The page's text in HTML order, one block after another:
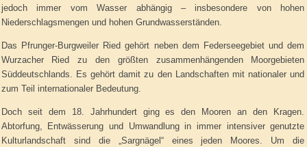
jedoch immer vom Wasser abhängig – insbesondere von hohen
Niederschlagsmengen und hohen Grundwasserständen.
Das Pfrunger-Burgweiler Ried gehört neben dem Federseegebiet und dem
Wurzacher Ried zu den größten zusammenhängenden Moorgebieten
Süddeutschlands. Es gehört damit zu den Landschaften mit nationaler und
zum Teil internationaler Bedeutung.
Doch seit dem 18. Jahrhundert ging es den Mooren an den Kragen.
Abtorfung, Entwässerung und Umwandlung in immer intensiver genutzte
Kulturlandschaft sind die „Sargnägel“ eines jeden Moores. Um die